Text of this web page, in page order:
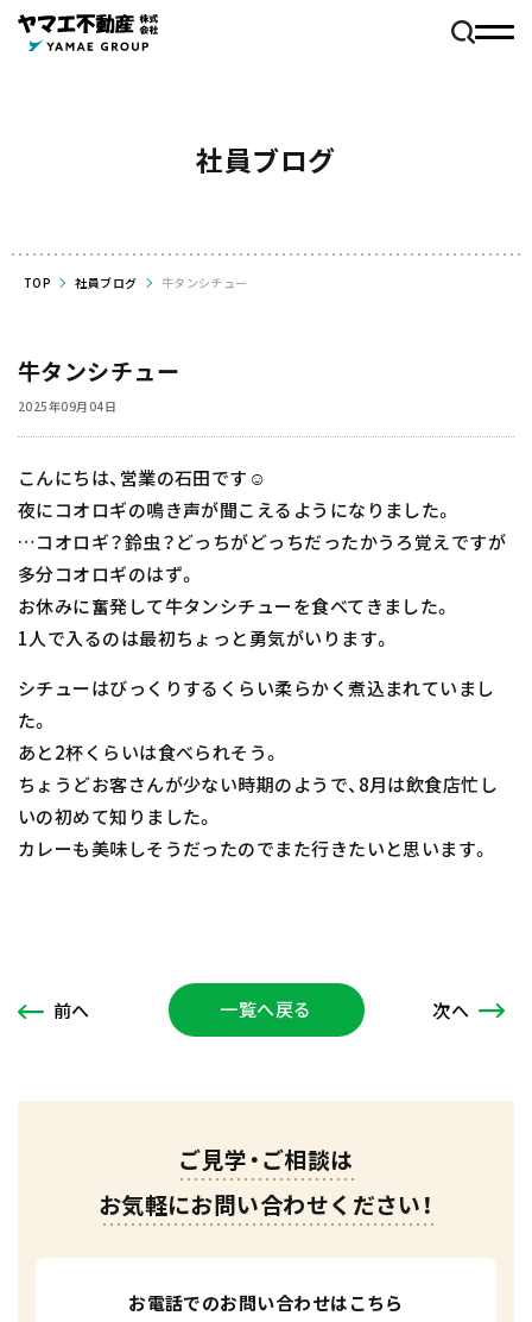
社員ブログ
TOP 社員ブログ 牛タンシチュー
牛タンシチュー
2025年09月04日
こんにちは、営業の石田です☺️
夜にコオロギの鳴き声が聞こえるようになりました。
…コオロギ？鈴虫？どっちがどっちだったかうろ覚えですが
多分コオロギのはず。
お休みに奮発して牛タンシチューを食べてきました。
1人で入るのは最初ちょっと勇気がいります。
シチューはびっくりするくらい柔らかく煮込まれていまし
た。
あと2杯くらいは食べられそう。
ちょうどお客さんが少ない時期のようで、8月は飲食店忙し
いの初めて知りました。
カレーも美味しそうだったのでまた行きたいと思います。
前へ 一覧へ戻る 次へ
ご見学・ご相談は
お気軽にお問い合わせください！
お電話でのお問い合わせはこちら